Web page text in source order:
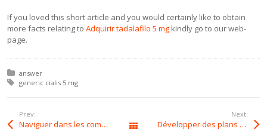
If you loved this short article and you would certainly like to obtain
more facts relating toAdquirir tadalafilo 5 mg kindly go to our web-
page.
Posted in:
answer
Tagged with:
generic cialis 5 mg
Prev:
Naviguer dans les complexités des cotes pour un succès absolu au BonusBet Casino All Posts
Next:
Développer des plans victorieux avec les probabilités au BonusBet Casino